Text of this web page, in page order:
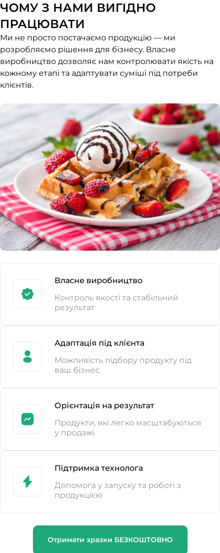
ЧОМУ З НАМИ ВИГІДНО
ПРАЦЮВАТИ
Ми не просто постачаємо продукцію — ми
розробляємо рішення для бізнесу. Власне
виробництво дозволяє нам контролювати якість на
кожному етапі та адаптувати суміші під потреби
клієнтів.
Власне виробництво
Контроль якості та стабільний
результат
Адаптація під клієнта
Можливість підбору продукту під
ваш бізнес
Орієнтація на результат
Продукти, які легко масштабуються
у продажі
Підтримка технолога
Допомога у запуску та роботі з
продукцією
Отримати зразки БЕЗКОШТОВНО